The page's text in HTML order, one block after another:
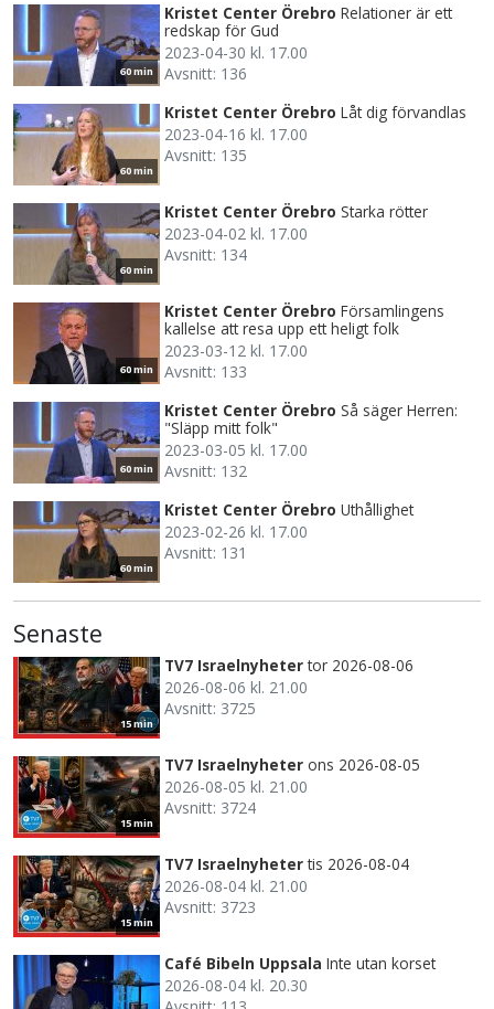
60 min
Kristet Center Örebro Relationer är ett
redskap för Gud
2023-04-30 kl. 17.00
Avsnitt: 136
60 min
Kristet Center Örebro Låt dig förvandlas
2023-04-16 kl. 17.00
Avsnitt: 135
60 min
Kristet Center Örebro Starka rötter
2023-04-02 kl. 17.00
Avsnitt: 134
60 min
Kristet Center Örebro Församlingens
kallelse att resa upp ett heligt folk
2023-03-12 kl. 17.00
Avsnitt: 133
60 min
Kristet Center Örebro Så säger Herren:
"Släpp mitt folk"
2023-03-05 kl. 17.00
Avsnitt: 132
60 min
Kristet Center Örebro Uthållighet
2023-02-26 kl. 17.00
Avsnitt: 131
Senaste
15 min
TV7 Israelnyheter tor 2026-08-06
2026-08-06 kl. 21.00
Avsnitt: 3725
15 min
TV7 Israelnyheter ons 2026-08-05
2026-08-05 kl. 21.00
Avsnitt: 3724
15 min
TV7 Israelnyheter tis 2026-08-04
2026-08-04 kl. 21.00
Avsnitt: 3723
Café Bibeln Uppsala Inte utan korset
2026-08-04 kl. 20.30